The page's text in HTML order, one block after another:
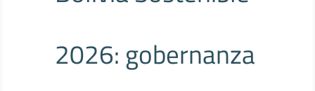
2026: gobernanza